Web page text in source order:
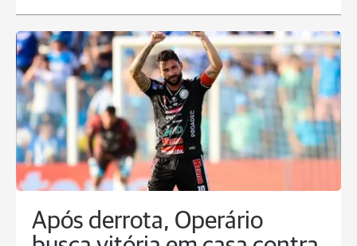
Após derrota, Operário